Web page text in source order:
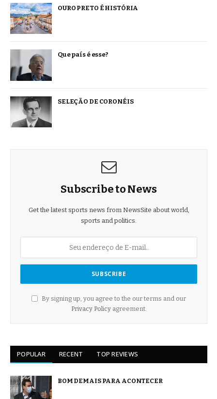
OURO PRETO É HISTÓRIA
Que país é esse?
SELEÇÃO DE CORONÉIS
Subscribe to News
Get the latest sports news from NewsSite about world,
sports and politics.
By signing up, you agree to the our terms and our
Privacy Policyagreement.
POPULAR RECENT TOP REVIEWS
BOM DEMAIS PARA ACONTECER